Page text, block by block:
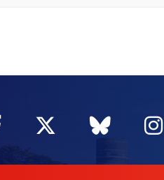
Facebook
, Ouvre une
Twitter
, Ouvre
,